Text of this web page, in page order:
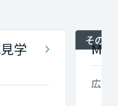
学
その他
M's
広島